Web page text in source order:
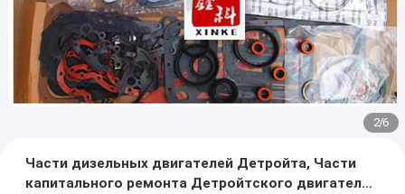
2/6
Части дизельных двигателей Детройта, Части
капитального ремонта Детройтского двигателя,